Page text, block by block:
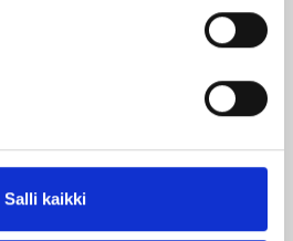
Salli kaikki